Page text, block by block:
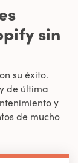
sin
su éxito.
de última
y
de mucho